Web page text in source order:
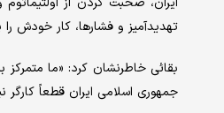
تهدیدآمیز و فشارها، کار خودش
بقائی خاطرنشان کرد: «ما
جمهوری اسلامی ایران قطعاً